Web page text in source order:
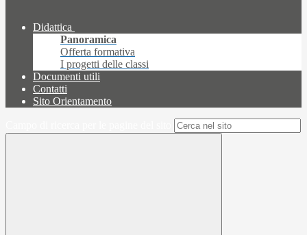
Didattica
Panoramica
Offerta formativa
I progetti delle classi
Documenti utili
Contatti
Sito Orientamento